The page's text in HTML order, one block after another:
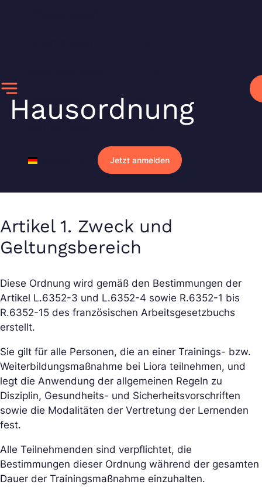
Jetzt anmelden
Hausordnung
Artikel 1. Zweck und
Geltungsbereich
Diese Ordnung wird gemäß den Bestimmungen der
Artikel L.6352-3 und L.6352-4 sowie R.6352-1 bis
R.6352-15 des französischen Arbeitsgesetzbuchs
erstellt.
Sie gilt für alle Personen, die an einer Trainings- bzw.
Weiterbildungsmaßnahme bei Liora teilnehmen, und
legt die Anwendung der allgemeinen Regeln zu
Disziplin, Gesundheits- und Sicherheitsvorschriften
sowie die Modalitäten der Vertretung der Lernenden
fest.
Alle Teilnehmenden sind verpflichtet, die
Bestimmungen dieser Ordnung während der gesamten
Dauer der Trainingsmaßnahme einzuhalten.